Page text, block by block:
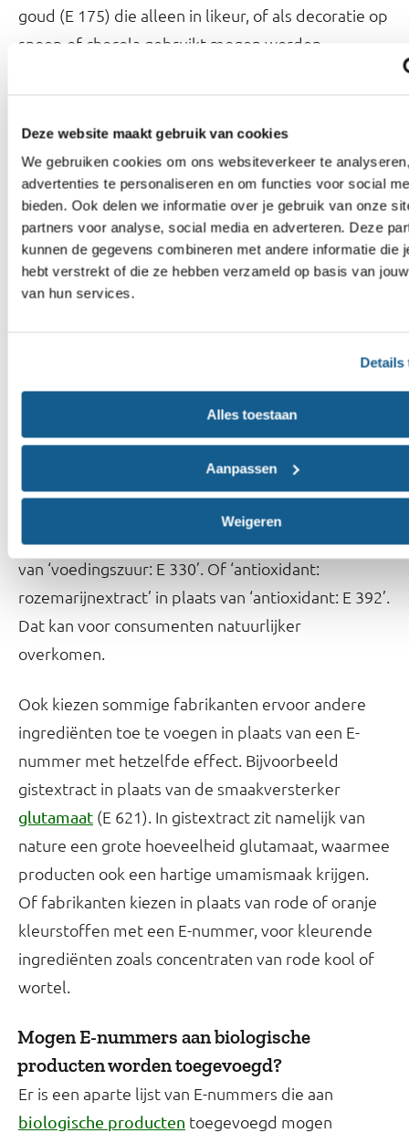
Deze website maakt gebruik van cookies
We gebruiken cookies om ons websiteverkeer te
advertenties te personaliseren en om functies voor social
bieden. Ook delen we informatie over je gebruik van onze
partners voor analyse, social media en adverteren. Deze
kunnen de gegevens combineren met andere informatie die
hebt verstrekt of die ze hebben verzameld op basis van
van hun services.
Details
Alles toestaan
Aanpassen
Weigeren
goud (E 175) die alleen in likeur, of als decoratie op
snoep of chocola gebruikt mogen worden.
een zogenaamd ‘clean label’ geven. Fabrikanten
kiezen dan vaker voor ingrediënten die een
positiever en ‘natuurlijker’ imago hebben, dan
andere ingrediënten met hetzelfde effect. Ze
kiezen dan bijvoorbeeld eerder voor zoetstoffen
de naam van de stof op te nemen in de
ingrediëntenlijst, in plaats van het E-nummer. Dus
bijvoorbeeld ‘voedingszuur: citroenzuur’ in plaats
van ‘voedingszuur: E 330’. Of ‘antioxidant:
rozemarijnextract’ in plaats van ‘antioxidant: E 392’.
Dat kan voor consumenten natuurlijker
overkomen.
Ook kiezen sommige fabrikanten ervoor andere
ingrediënten toe te voegen in plaats van een E-
nummer met hetzelfde effect. Bijvoorbeeld
gistextract in plaats van de smaakversterker
glutamaat (E 621). In gistextract zit namelijk van
nature een grote hoeveelheid glutamaat, waarmee
producten ook een hartige umamismaak krijgen.
Of fabrikanten kiezen in plaats van rode of oranje
kleurstoffen met een E-nummer, voor kleurende
ingrediënten zoals concentraten van rode kool of
wortel.
Mogen E-nummers aan biologische
producten worden toegevoegd?
Er is een aparte lijst van E-nummers die aan
biologische producten toegevoegd mogen